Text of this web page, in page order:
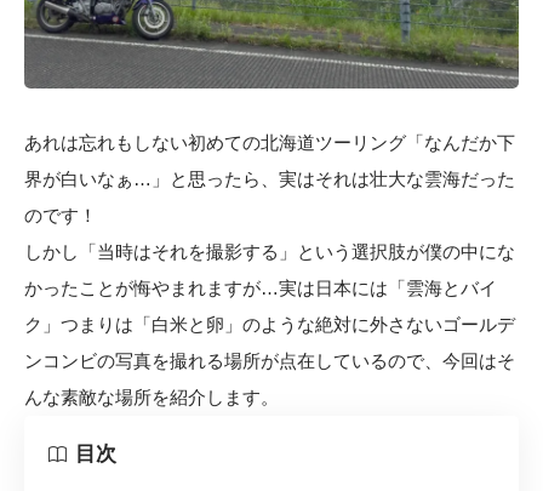
あれは忘れもしない初めての北海道ツーリング「なんだか下
界が白いなぁ…」と思ったら、実はそれは壮大な雲海だった
のです！
しかし「当時はそれを撮影する」という選択肢が僕の中にな
かったことが悔やまれますが…実は日本には「雲海とバイ
ク」つまりは「白米と卵」のような絶対に外さないゴールデ
ンコンビの写真を撮れる場所が点在しているので、今回はそ
んな素敵な場所を紹介します。
目次